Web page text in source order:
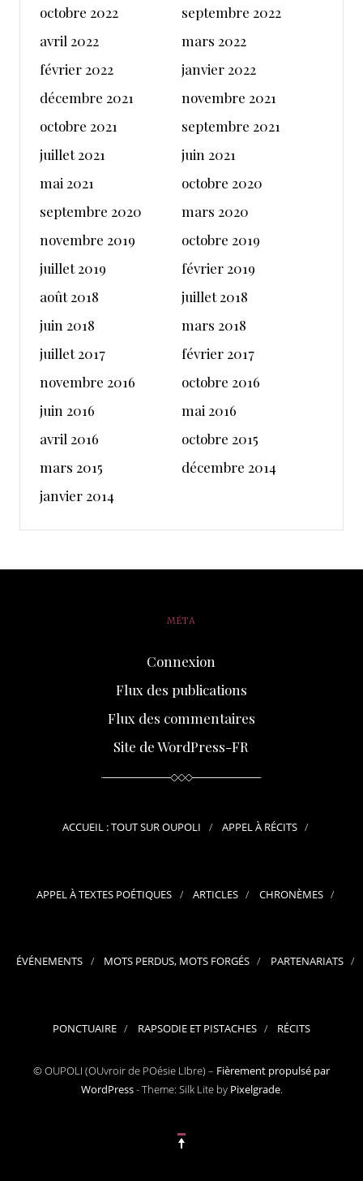
octobre 2022
septembre 2022
avril 2022
mars 2022
février 2022
janvier 2022
décembre 2021
novembre 2021
octobre 2021
septembre 2021
juillet 2021
juin 2021
mai 2021
octobre 2020
septembre 2020
mars 2020
novembre 2019
octobre 2019
juillet 2019
février 2019
août 2018
juillet 2018
juin 2018
mars 2018
juillet 2017
février 2017
novembre 2016
octobre 2016
juin 2016
mai 2016
avril 2016
octobre 2015
mars 2015
décembre 2014
janvier 2014
MÉTA
Connexion
Flux des publications
Flux des commentaires
Site de WordPress-FR
ACCUEIL : TOUT SUR OUPOLI APPEL À RÉCITS
APPEL À TEXTES POÉTIQUES ARTICLES CHRONÈMES
ÉVÉNEMENTS MOTS PERDUS, MOTS FORGÉS PARTENARIATS
PONCTUAIRE RAPSODIE ET PISTACHES RÉCITS
© OUPOLI (OUvroir de POésie LIbre) – Fièrement propulsé par
WordPress-Theme: Silk Lite by Pixelgrade.